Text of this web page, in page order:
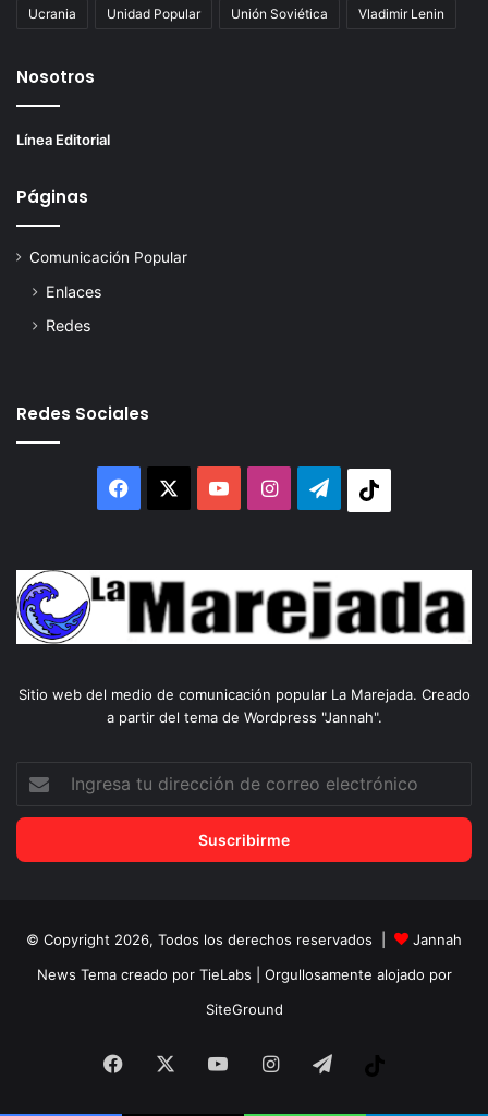
Ucrania Unidad Popular Unión Soviética Vladimir Lenin
Nosotros
Línea Editorial
Páginas
Comunicación Popular
Enlaces
Redes
Redes Sociales
Facebook YouTubeInstagram
Telegram
Sitio web del medio de comunicación popular La Marejada. Creado
a partir del tema de Wordpress "Jannah".
dirección
correo
© Copyright 2026, Todos los derechos reservados |
Jannah
News Tema creado por TieLabs | Orgullosamente alojado por
SiteGround
Facebook YouTubeInstagram
Telegram